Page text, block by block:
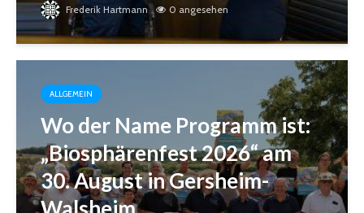
Frederik Hartmann 0 angesehen
ALLGEMEIN
Wo der Name Programm ist:
„Biosphärenfest 2026“ am
30. August in Gersheim-